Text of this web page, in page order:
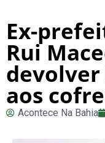
Ex-
Rui
devolver
aos
Acontece Na Bahia